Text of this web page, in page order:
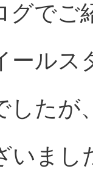
グでご
ールス
したが
いまし